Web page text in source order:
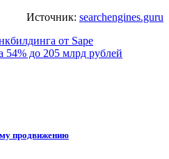
Источник: searchengines.guru
от Sape
54% до 205 млрд рублей
продвижению